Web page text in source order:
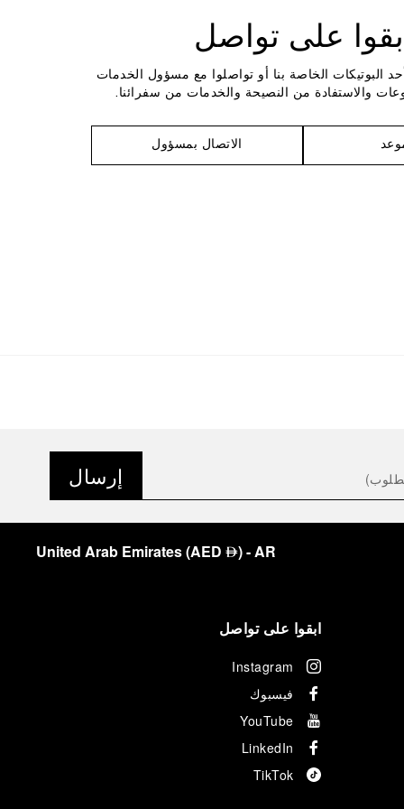
على تواصل
البوتيكات الخاصة بنا أو تواصلوا مع مسؤول الخدمات
والاستفادة من النصيحة والخدمات من سفرائنا.
الاتصال بمسؤول
إرسال
United Arab Emirates(AED ⃃)- AR
ابقوا على تواصل
Instagram
فيسبوك
YouTube
LinkedIn
TikTok